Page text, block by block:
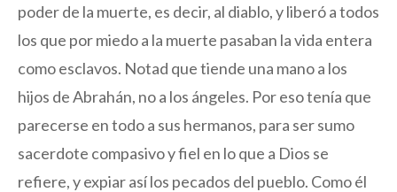
poder de la muerte, es decir, al diablo, y liberó a todos
los que por miedo a la muerte pasaban la vida entera
como esclavos. Notad que tiende una mano a los
hijos de Abrahán, no a los ángeles. Por eso tenía que
parecerse en todo a sus hermanos, para ser sumo
sacerdote compasivo y fiel en lo que a Dios se
refiere, y expiar así los pecados del pueblo. Como él